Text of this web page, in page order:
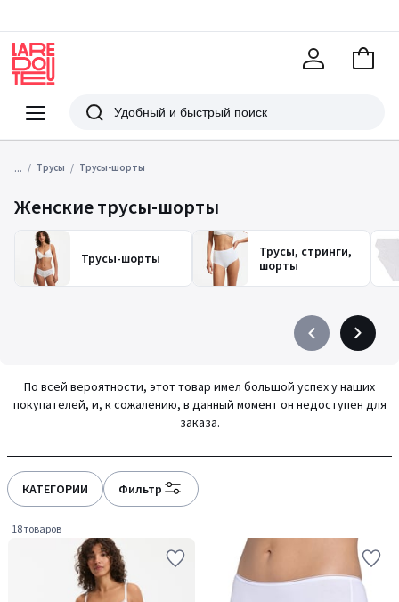
Меню
Redoute
Поиск
В
... Трусы Трусы-шорты
Женские трусы-шорты
Трусы-шорты
Трусы, стринги,
шорты
Précédent
à
gauche
Suivant
à
droite
По всей вероятности, этот товар имел большой успех у наших
покупателей, и, к сожалению, в данный момент он недоступен для
заказа.
КАТЕГОРИИ Фильтр
18 товаров